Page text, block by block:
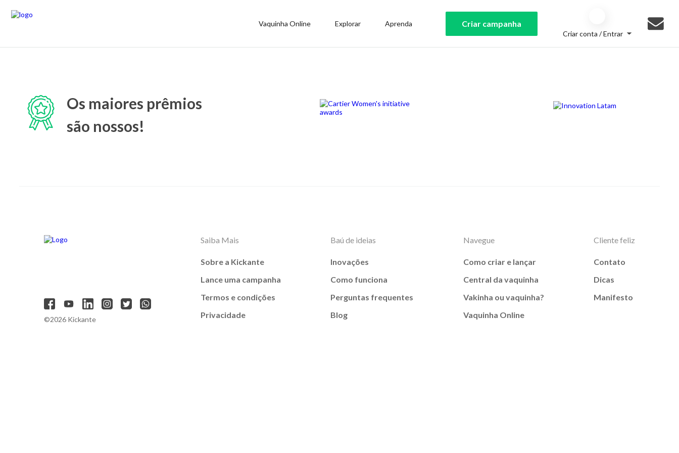
Vaquinha Online Explorar Aprenda Criar campanha
Criar conta / Entrar
Os maiores prêmios
são nossos!
©2026 Kickante
Saiba Mais
Sobre a Kickante
Lance uma campanha
Termos e condições
Privacidade
Baú de ideias
Inovações
Como funciona
Perguntas frequentes
Blog
Navegue
Como criar e lançar
Central da vaquinha
Vakinha ou vaquinha?
Vaquinha Online
Cliente feliz
Contato
Dicas
Manifesto